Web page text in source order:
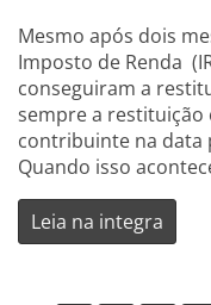
Mesmo após dois
Imposto de Renda
conseguiram a
sempre a restituição
contribuinte na data
Quando isso
Leia na integra